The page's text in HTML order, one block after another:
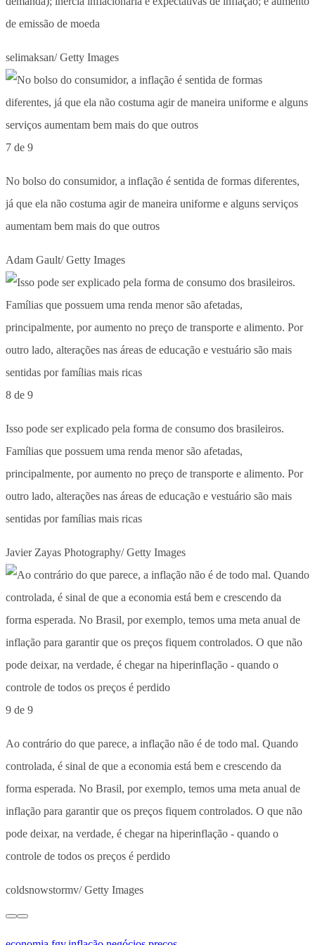
de emissão de moeda
selimaksan/ Getty Images
7 de 9
No bolso do consumidor, a inflação é sentida de formas diferentes,
já que ela não costuma agir de maneira uniforme e alguns serviços
aumentam bem mais do que outros
Adam Gault/ Getty Images
8 de 9
Isso pode ser explicado pela forma de consumo dos brasileiros.
Famílias que possuem uma renda menor são afetadas,
principalmente, por aumento no preço de transporte e alimento. Por
outro lado, alterações nas áreas de educação e vestuário são mais
sentidas por famílias mais ricas
Javier Zayas Photography/ Getty Images
9 de 9
Ao contrário do que parece, a inflação não é de todo mal. Quando
controlada, é sinal de que a economia está bem e crescendo da
forma esperada. No Brasil, por exemplo, temos uma meta anual de
inflação para garantir que os preços fiquem controlados. O que não
pode deixar, na verdade, é chegar na hiperinflação - quando o
controle de todos os preços é perdido
coldsnowstormv/ Getty Images